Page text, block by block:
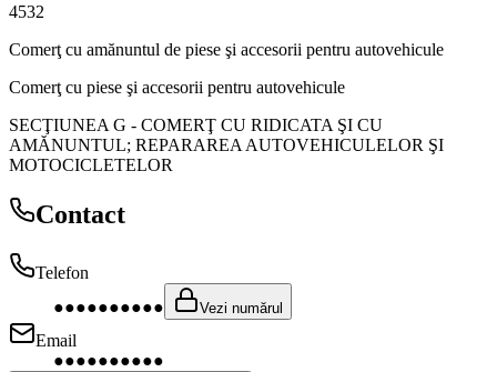
4532
Comerţ cu amănuntul de piese şi accesorii pentru autovehicule
Comerţ cu piese şi accesorii pentru autovehicule
SECŢIUNEA G - COMERŢ CU RIDICATA ŞI CU
AMĂNUNTUL; REPARAREA AUTOVEHICULELOR ŞI
MOTOCICLETELOR
Contact
Telefon
●●●●●●●●●●
Vezi numărul
Email
●●●●●●●●●●